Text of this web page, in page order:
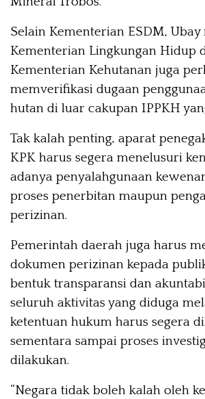
Selain Kementerian ESDM,
Kementerian Lingkungan Hidup
Kementerian Kehutanan juga
memverifikasi dugaan
hutan di luar cakupan IPPKH
Tak kalah penting, aparat
KPK harus segera menelusuri
adanya penyalahgunaan
proses penerbitan maupun
perizinan.
Pemerintah daerah juga harus
dokumen perizinan kepada
bentuk transparansi dan
seluruh aktivitas yang diduga
ketentuan hukum harus segera
sementara sampai proses
dilakukan.
“Negara tidak boleh kalah oleh